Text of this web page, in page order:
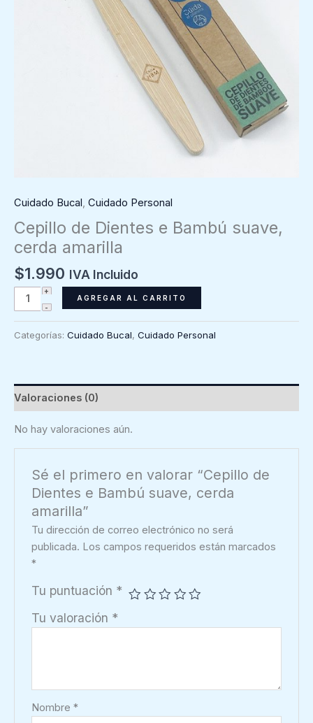
Cuidado Bucal, Cuidado Personal
Cepillo de Dientes e Bambú suave,
cerda amarilla
$1.990 IVA Incluido
Cepillo
de
cerda
amarilla
cantidad
AGREGAR AL CARRITO
Categorías: Cuidado Bucal, Cuidado Personal
Valoraciones (0)
No hay valoraciones aún.
Sé el primero en valorar “Cepillo de
Dientes e Bambú suave, cerda
amarilla”
Tu dirección de correo electrónico no será
publicada. Los campos requeridos están marcados
*
Tu puntuación *
Tu valoración *
Nombre*